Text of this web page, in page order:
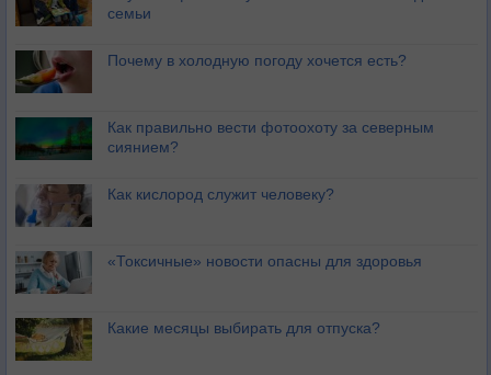
семьи
Почему в холодную погоду хочется есть?
Как правильно вести фотоохоту за северным
сиянием?
Как кислород служит человеку?
«Токсичные» новости опасны для здоровья
Какие месяцы выбирать для отпуска?